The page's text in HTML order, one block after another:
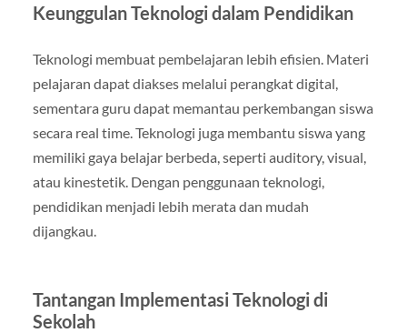
Keunggulan Teknologi dalam Pendidikan
Teknologi membuat pembelajaran lebih efisien. Materi
pelajaran dapat diakses melalui perangkat digital,
sementara guru dapat memantau perkembangan siswa
secara real time. Teknologi juga membantu siswa yang
memiliki gaya belajar berbeda, seperti auditory, visual,
atau kinestetik. Dengan penggunaan teknologi,
pendidikan menjadi lebih merata dan mudah
dijangkau.
Tantangan Implementasi Teknologi di
Sekolah